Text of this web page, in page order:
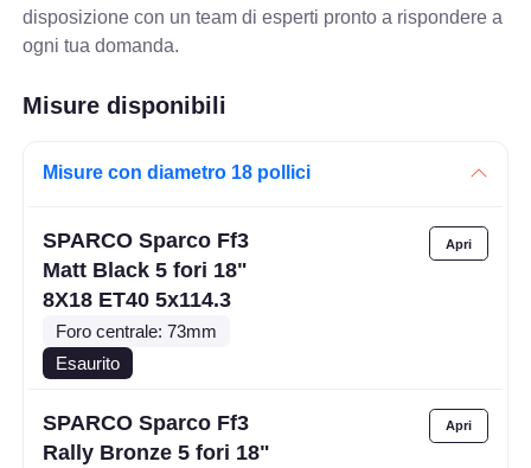
disposizione con un team di esperti pronto a rispondere a
ogni tua domanda.
Misure disponibili
Misure con diametro 18 pollici
SPARCO Sparco Ff3
Matt Black 5 fori 18"
8X18 ET40 5x114.3
Foro centrale: 73mm
Esaurito
SPARCO Sparco Ff3
Rally Bronze 5 fori 18"